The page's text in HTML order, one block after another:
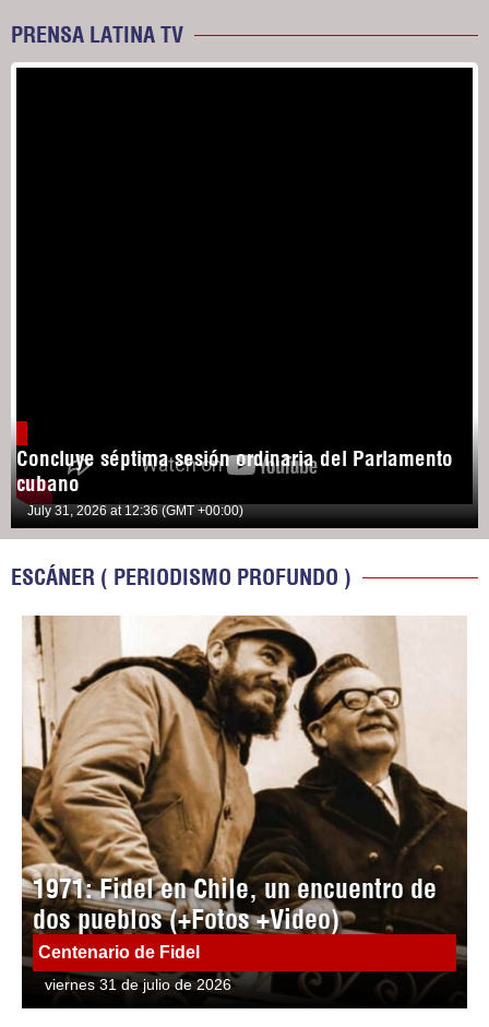
PRENSA LATINA TV
Concluye séptima sesión ordinaria del Parlamento
cubano
July 31, 2026 at 12:36 (GMT +00:00)
ESCÁNER ( PERIODISMO PROFUNDO )
1971: Fidel en Chile, un encuentro de
dos pueblos (+Fotos +Video)
Centenario de Fidel
viernes 31 de julio de 2026